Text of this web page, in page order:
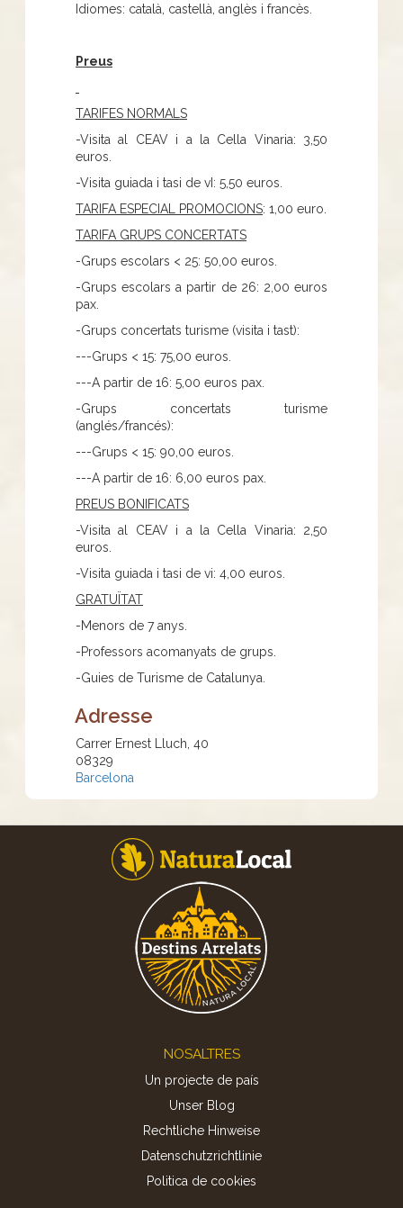
Idiomes: català, castellà, anglès i francès.
Preus
TARIFES NORMALS
-Visita al CEAV i a la Cella Vinaria: 3,50
euros.
-Visita guiada i tasi de vI: 5,50 euros.
TARIFA ESPECIAL PROMOCIONS: 1,00 euro.
TARIFA GRUPS CONCERTATS
-Grups escolars < 25: 50,00 euros.
-Grups escolars a partir de 26: 2,00 euros
pax.
-Grups concertats turisme (visita i tast):
---Grups < 15: 75,00 euros.
---A partir de 16: 5,00 euros pax.
-Grups concertats turisme
(anglés/francés):
---Grups < 15: 90,00 euros.
---A partir de 16: 6,00 euros pax.
PREUS BONIFICATS
-Visita al CEAV i a la Cella Vinaria: 2,50
euros.
-Visita guiada i tasi de vi: 4,00 euros.
GRATUÏTAT
-Menors de 7 anys.
-Professors acomanyats de grups.
-Guies de Turisme de Catalunya.
Adresse
Carrer Ernest Lluch, 40
08329
Barcelona
NOSALTRES
Un projecte de país
Unser Blog
Rechtliche Hinweise
Datenschutzrichtlinie
Politica de cookies